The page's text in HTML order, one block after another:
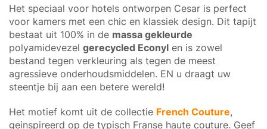
Het speciaal voor hotels ontworpen Cesar is perfect
voor kamers met een chic en klassiek design. Dit tapijt
bestaat uit 100% in de massa gekleurde
polyamidevezel gerecycled Econyl en is zowel
bestand tegen verkleuring als tegen de meest
agressieve onderhoudsmiddelen. EN u draagt uw
steentje bij aan een betere wereld!
Het motief komt uit de collectie French Couture,
geinspireerd op de typisch Franse haute couture. Geef